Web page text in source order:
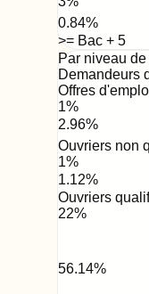
0.84%
>= Bac + 5
Par niveau
Demandeurs
Offres
1%
2.96%
Ouvriers non
1%
1.12%
Ouvriers
22%
56.14%